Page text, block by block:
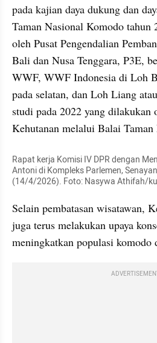
pada kajian daya dukung dan
Taman Nasional Komodo
oleh Pusat Pengendalian
Bali dan Nusa Tenggara, P3E,
WWF, WWF Indonesia di Loh
pada selatan, dan Loh Liang
studi pada 2022 yang dilakukan
Kehutanan melalui Balai Taman
Rapat kerja Komisi IV DPR dengan
Antoni di Kompleks Parlemen,
(14/4/2026). Foto: Nasywa Athifah/
Selain pembatasan wisatawan,
juga terus melakukan upaya
meningkatkan populasi komodo